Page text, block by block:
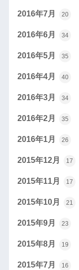
2016年7月 20
2016年6月 34
2016年5月 35
2016年4月 40
2016年3月 34
2016年2月 35
2016年1月 26
2015年12月 17
2015年11月 17
2015年10月 21
2015年9月 23
2015年8月 19
2015年7月 16